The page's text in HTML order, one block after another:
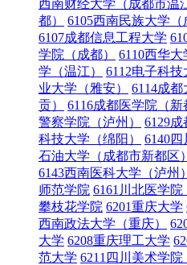
西南财经大学（成都市温
都）
6105西南民族大学（
6107成都信息工程大学
学院（成都）
6110西华大
学（温江）
6112电子科技
业大学（雅安）
6114成都
贡）
6116成都医学院（新
警察学院（泸州）
6129成
科技大学（绵阳）
6140四
石油大学（成都市新都区）
6143西南医科大学（泸州）
师范学院 6161川北医学院
攀枝花学院 6201重庆大学
西南政法大学（重庆）
大学 6208重庆理工大学
范大学 6211四川美术学院